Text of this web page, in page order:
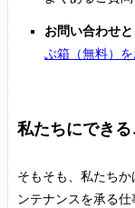
お問い合わせと
ぶ箱（無料）を
私たちにできる
そもそも、私たち
ンテナンスを承る